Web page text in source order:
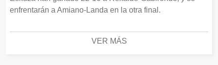
enfrentarán a Amiano-Landa en la otra final.
VER MÁS